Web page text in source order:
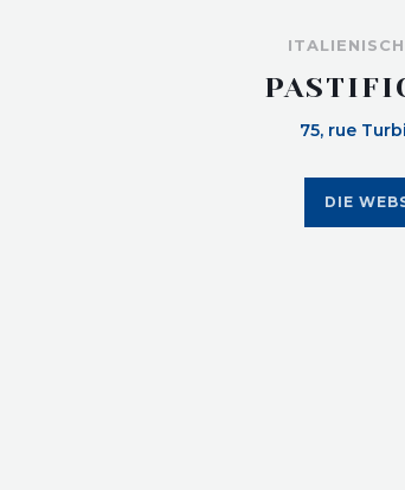
75, rue
DIE